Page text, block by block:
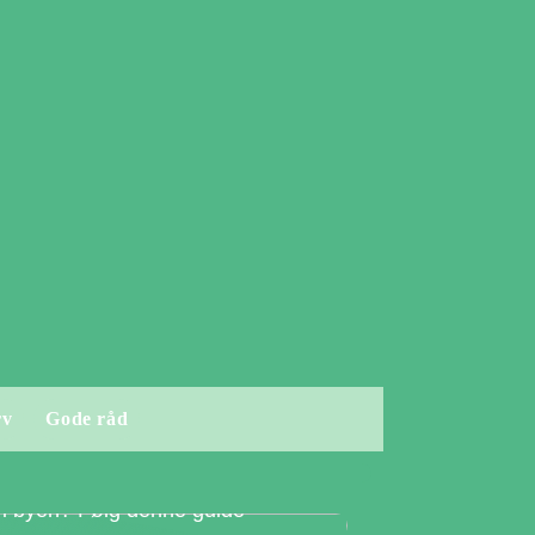
Gode råd
byen? Følg denne guide